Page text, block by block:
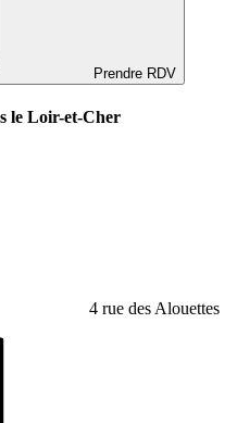
Prendre RDV
le Loir-et-Cher
4 rue des Alouettes